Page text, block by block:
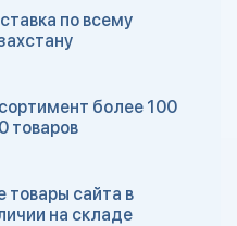
по всему
более 100
товаров
товары сайта в
на складе